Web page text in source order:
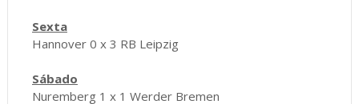
Sexta
Hannover 0 x 3 RB Leipzig
Sábado
Nuremberg 1 x 1 Werder Bremen